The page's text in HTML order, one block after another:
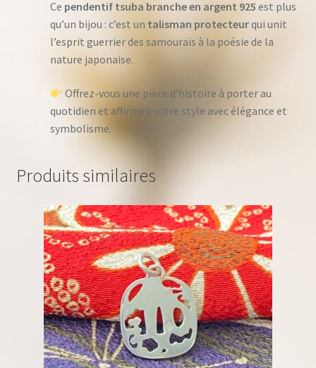
Ce pendentif tsuba branche en argent 925 est plus
qu’un bijou : c’est un talisman protecteurqui unit
l’esprit guerrier des samouraïs à la poésie de la
nature japonaise.
Offrez-vous une pièce d’histoire à porter au
quotidien et affirmez votre style avec élégance et
symbolisme.
Produits similaires